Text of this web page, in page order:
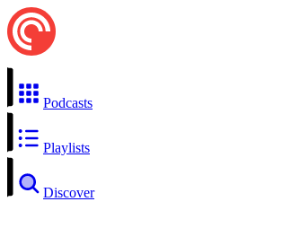
Podcasts
Playlists
Discover